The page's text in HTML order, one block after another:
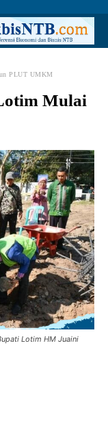
PLUT UMKM
Mulai
Lotim HM Juaini